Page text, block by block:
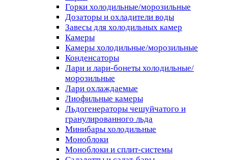
Горки холодильные/морозильные
Дозаторы и охладители воды
Завесы для холодильных камер
Камеры
Камеры холодильные/морозильные
Конденсаторы
Лари и лари-бонеты холодильные/
морозильные
Лари охлаждаемые
Лиофильные камеры
Льдогенераторы чешуйчатого и
гранулированного льда
Минибары холодильные
Моноблоки
Моноблоки и сплит-системы